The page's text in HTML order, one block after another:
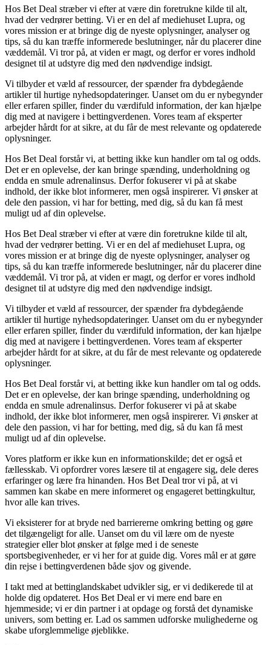
Hos Bet Deal stræber vi efter at være din foretrukne kilde til alt,
hvad der vedrører betting. Vi er en del af mediehuset Lupra, og
vores mission er at bringe dig de nyeste oplysninger, analyser og
tips, så du kan træffe informerede beslutninger, når du placerer dine
væddemål. Vi tror på, at viden er magt, og derfor er vores indhold
designet til at udstyre dig med den nødvendige indsigt.
Vi tilbyder et væld af ressourcer, der spænder fra dybdegående
artikler til hurtige nyhedsopdateringer. Uanset om du er nybegynder
eller erfaren spiller, finder du værdifuld information, der kan hjælpe
dig med at navigere i bettingverdenen. Vores team af eksperter
arbejder hårdt for at sikre, at du får de mest relevante og opdaterede
oplysninger.
Hos Bet Deal forstår vi, at betting ikke kun handler om tal og odds.
Det er en oplevelse, der kan bringe spænding, underholdning og
endda en smule adrenalinsus. Derfor fokuserer vi på at skabe
indhold, der ikke blot informerer, men også inspirerer. Vi ønsker at
dele den passion, vi har for betting, med dig, så du kan få mest
muligt ud af din oplevelse.
Hos Bet Deal stræber vi efter at være din foretrukne kilde til alt,
hvad der vedrører betting. Vi er en del af mediehuset Lupra, og
vores mission er at bringe dig de nyeste oplysninger, analyser og
tips, så du kan træffe informerede beslutninger, når du placerer dine
væddemål. Vi tror på, at viden er magt, og derfor er vores indhold
designet til at udstyre dig med den nødvendige indsigt.
Vi tilbyder et væld af ressourcer, der spænder fra dybdegående
artikler til hurtige nyhedsopdateringer. Uanset om du er nybegynder
eller erfaren spiller, finder du værdifuld information, der kan hjælpe
dig med at navigere i bettingverdenen. Vores team af eksperter
arbejder hårdt for at sikre, at du får de mest relevante og opdaterede
oplysninger.
Hos Bet Deal forstår vi, at betting ikke kun handler om tal og odds.
Det er en oplevelse, der kan bringe spænding, underholdning og
endda en smule adrenalinsus. Derfor fokuserer vi på at skabe
indhold, der ikke blot informerer, men også inspirerer. Vi ønsker at
dele den passion, vi har for betting, med dig, så du kan få mest
muligt ud af din oplevelse.
Vores platform er ikke kun en informationskilde; det er også et
fællesskab. Vi opfordrer vores læsere til at engagere sig, dele deres
erfaringer og lære fra hinanden. Hos Bet Deal tror vi på, at vi
sammen kan skabe en mere informeret og engageret bettingkultur,
hvor alle kan trives.
Vi eksisterer for at bryde ned barriererne omkring betting og gøre
det tilgængeligt for alle. Uanset om du vil lære om de nyeste
strategier eller blot ønsker at følge med i de seneste
sportsbegivenheder, er vi her for at guide dig. Vores mål er at gøre
din rejse i bettingverdenen både sjov og givende.
I takt med at bettinglandskabet udvikler sig, er vi dedikerede til at
holde dig opdateret. Hos Bet Deal er vi mere end bare en
hjemmeside; vi er din partner i at opdage og forstå det dynamiske
univers, som betting er. Lad os sammen udforske mulighederne og
skabe uforglemmelige øjeblikke.